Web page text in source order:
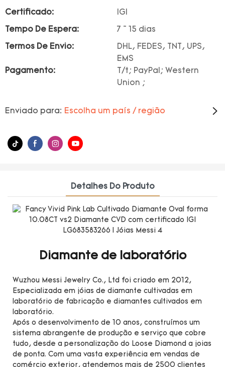
Certificado: IGI
Tempo De Espera: 7 ~ 15 dias
Termos De Envio:
DHL, FEDES, TNT, UPS,
EMS
Pagamento:
T/t; PayPal; Western
Union ;
Enviado para: Escolha um país / região
Detalhes Do Produto
Diamante de laboratório
Wuzhou Messi Jewelry Co., Ltd foi criado em 2012,
Especializada em jóias de diamante cultivadas em
laboratório de fabricação e diamantes cultivados em
laboratório.
Após o desenvolvimento de 10 anos, construímos um
sistema abrangente de produção e serviço que cobre
tudo, desde a personalização do Loose Diamond a joias
de ponta. Com uma vasta experiência em vendas de
comércio exterior, atendemos mais de 2500 clientes